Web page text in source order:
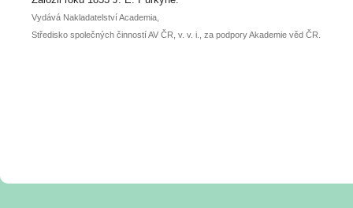
Vydává Nakladatelství Academia,
Středisko společných činností AV ČR, v. v. i., za podpory Akademie věd ČR.